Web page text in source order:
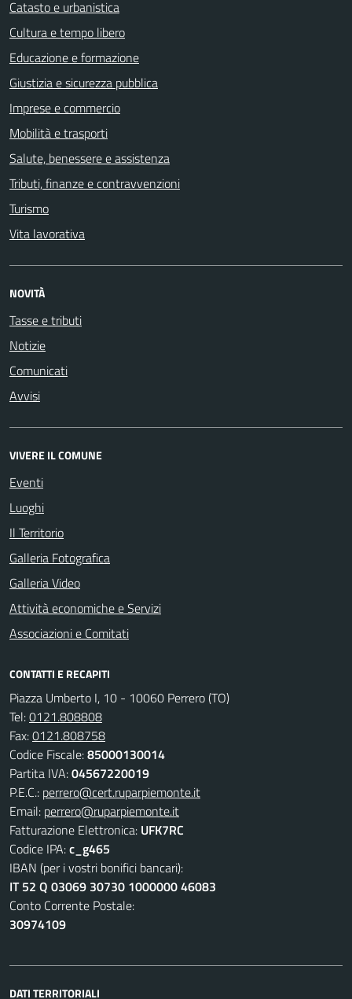
Catasto e urbanistica
Cultura e tempo libero
Educazione e formazione
Giustizia e sicurezza pubblica
Imprese e commercio
Mobilità e trasporti
Salute, benessere e assistenza
Tributi, finanze e contravvenzioni
Turismo
Vita lavorativa
NOVITÀ
Tasse e tributi
Notizie
Comunicati
Avvisi
VIVERE IL COMUNE
Eventi
Luoghi
Il Territorio
Galleria Fotografica
Galleria Video
Attività economiche e Servizi
Associazioni e Comitati
CONTATTI E RECAPITI
Piazza Umberto I, 10 - 10060 Perrero (TO)
Tel:0121.808808
Fax:0121.808758
Codice Fiscale:85000130014
Partita IVA:04567220019
P.E.C.: perrero@cert.ruparpiemonte.it
Email: perrero@ruparpiemonte.it
Fatturazione Elettronica: UFK7RC
Codice IPA:c_g465
IBAN (per i vostri bonifici bancari):
IT 52 Q 03069 30730 1000000 46083
Conto Corrente Postale:
30974109
DATI TERRITORIALI